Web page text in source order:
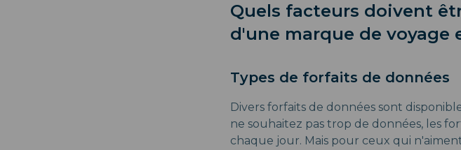
Quels facteurs doivent
d'une marque de voyage
Types de forfaits de données
Divers forfaits de données sont
ne souhaitez pas trop de données, les
chaque jour. Mais pour ceux qui